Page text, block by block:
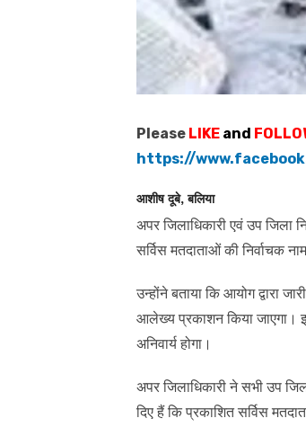
Please LIKE and
https://
आशीष दूबे, बलिया
अपर जिलाधिकारी एवं उप जिला
सर्विस मतदाताओं की निर्वाचक
उन्होंने बताया कि आयोग द्वारा
आलेख्य प्रकाशन किया जाएगा।
अनिवार्य होगा।
अपर जिलाधिकारी ने सभी उप
दिए हैं कि प्रकाशित सर्विस